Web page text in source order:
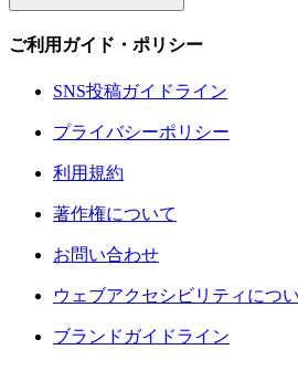
ご利用ガイド・ポリシー
SNS投稿ガイドライン
プライバシーポリシー
利用規約
著作権について
お問い合わせ
ウェブアクセシビリティにつ
ブランドガイドライン